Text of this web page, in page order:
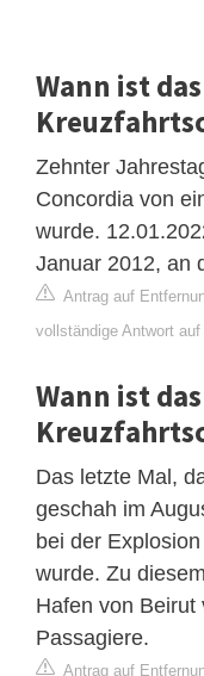
Wann ist
Zehnter
Concordia von
wurde.
Januar 2012, an
Antrag auf
vollständige Antwort
Wann ist
Das letzte Mal,
geschah im
bei der
wurde. Zu
Hafen von Beirut
Passagiere.
Antrag auf